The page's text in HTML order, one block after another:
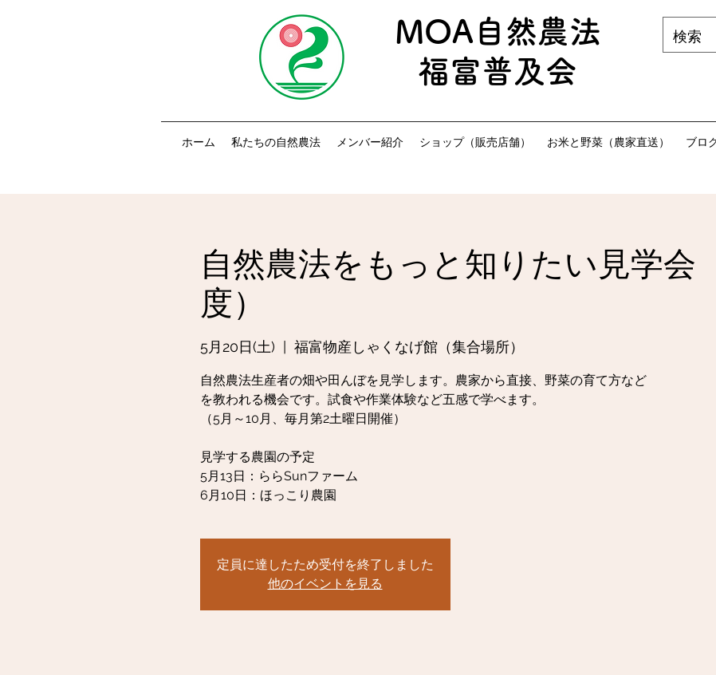
MOA自然農法
福富普及会
ホーム 私たちの自然農法 メンバー紹介 ショップ（販売店舗） お米と野菜（農家直送） ブロ
自然農法をもっと知りたい見学会
度）
5月20日(土) 福富物産しゃくなげ館（集合場所）
自然農法生産者の畑や田んぼを見学します。農家から直接、野菜の育て方など
を教われる機会です。試食や作業体験など五感で学べます。
（5月～10月、毎月第2土曜日開催）
見学する農園の予定
5月13日：ららSunファーム
6月10日：ほっこり農園
定員に達したため受付を終了しました
他のイベントを見る